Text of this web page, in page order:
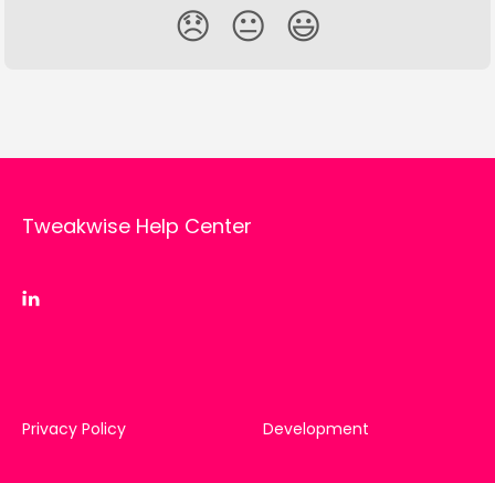
😞 😐 😃
Tweakwise Help Center
Privacy Policy Development